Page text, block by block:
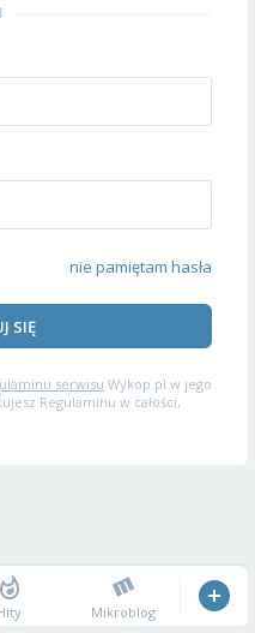
nie pamiętam hasła
SIĘ
serwisu Wykop.pl w jego
Regulaminu w całości,
Mikroblog